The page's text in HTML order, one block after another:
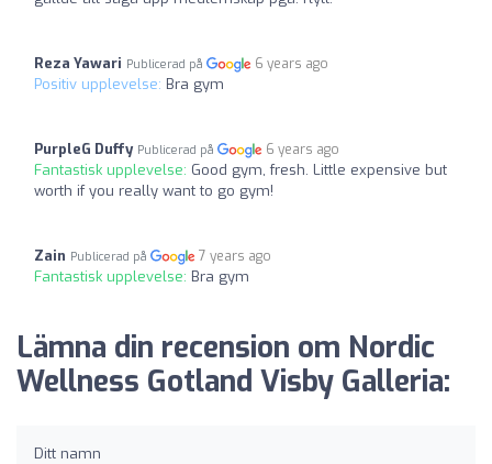
Reza Yawari Publicerad på 6 years ago
Positiv upplevelse: Bra gym
PurpleG Duffy Publicerad på 6 years ago
Fantastisk upplevelse: Good gym, fresh. Little expensive but
worth if you really want to go gym!
Zain Publicerad på 7 years ago
Fantastisk upplevelse: Bra gym
Lämna din recension om Nordic
Wellness Gotland Visby Galleria:
Ditt namn